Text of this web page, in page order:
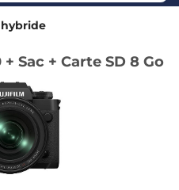
Sac + Carte SD 8 Go